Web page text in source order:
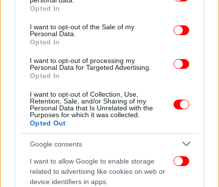
grant or deny consent to Google and its third-party tags to
use your data for below specified purposes in below Google
consent section.
Opted In
I want to opt-out of the Sale of my
Personal Data.
Opted In
I want to opt-out of processing my
Personal Data for Targeted Advertising.
Opted In
I want to opt-out of Collection, Use,
Retention, Sale, and/or Sharing of my
Personal Data that Is Unrelated with the
Purposes for which it was collected.
Opted Out
Google consents
I want to allow Google to enable storage
related to advertising like cookies on web or
device identifiers in apps.
αποπληρωμής για τα δάνεια ύψους 1,5 εκατ. που
ΟΛΕΣ ΟΙ ΕΙΔΗΣΕΙΣ
Κορωνοϊός: Πώς είναι η ζωή στην Ουχάν σήμερα, έναν
χρόνο μετά το ξέσπασμα της πανδημίας -Πλανόδιοι,
Πέτσας: Η διαχείριση της κρίσης είναι η νέα
κανονικότητα
Ο Τσίπρας δημοσίευσε το μισθωτήριο του σπιτιού στο
Σούνιο -Πληρώνει «ενοίκιο 500 ευρώ τον μήνα»
Εντατικολόγος ιδιωτικής κλινικής των Αθηνών πήγε
εθελόντρια στο νοσοκομείο Γιαννιτσών και περιγράφει
τον «πόλεμο» στις ΜΕΘ